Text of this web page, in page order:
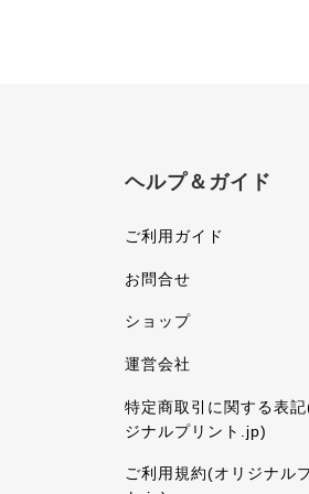
ヘルプ＆ガイド
ご利用ガイド
お問合せ
ショップ
運営会社
特定商取引に関する表記
ジナルプリント.jp)
ご利用規約(オリジナル